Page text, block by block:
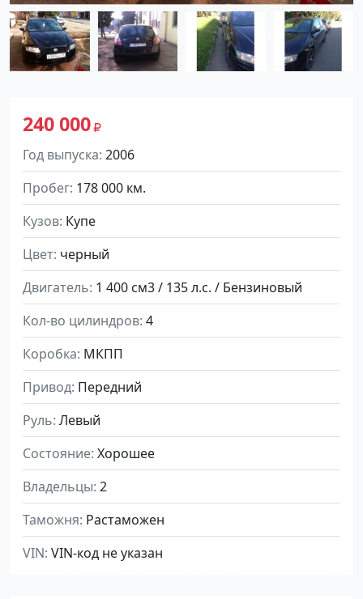
240 000
Год выпуска 2006
Пробег 178 000 км.
Кузов Купе
Цвет черный
Двигатель 1 400 см3 / 135 л.с. / Бензиновый
Кол-во цилиндров 4
Коробка МКПП
Привод Передний
Руль Левый
Состояние Хорошее
Владельцы 2
Таможня Растаможен
VIN VIN-код не указан